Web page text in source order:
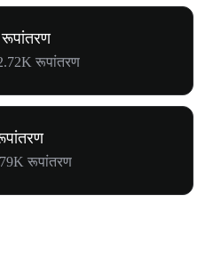
रूपांतरण
रूपांतरण